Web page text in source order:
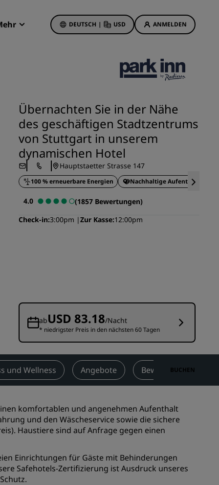
DEUTSCH | USD ANMELDEN
Hotelangebote
Bonus für die erste Buchung
Deals of the Day
Im Voraus buchen
Unsere Angebote anzeigen
Reisevorschläge
Familienfreundliche Hotels
Rad Pets
Besuchen Sie unseren Blog
Radisson Rewards
Entdecken Sie Radisson Rewards
Vorteile
So verwenden Sie Punkte
Bookers and Planners
Übernachten Sie in der Nähe
des geschäftigen Stadtzentrums
von Stuttgart in unserem
dynamischen Hotel
Hauptstaetter Strasse 147
100 % erneuerbare Energien Nachhaltige Aufenthalte
4.0
(1857 Bewertungen)
Check-in 3:00pm Zur Kasse 12:00pm
abUSD 83.18/Nacht
* niedrigster Preis in den nächsten 60 Tagen
und Wellness Angebote Bewertungen
BUCHEN
komfortablen und angenehmen Aufenthalt
und den Wäscheservice sowie die sichere
Haustiere sind auf Anfrage gegen einen
Einrichtungen für Gäste mit Behinderungen
Safehotels-Zertifizierung ist Ausdruck unseres